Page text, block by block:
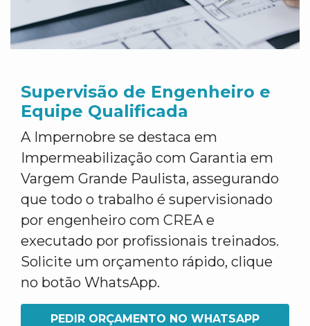
Supervisão de Engenheiro e
Equipe Qualificada
A Impernobre se destaca em
Impermeabilização com Garantia em
Vargem Grande Paulista, assegurando
que todo o trabalho é supervisionado
por engenheiro com CREA e
executado por profissionais treinados.
Solicite um orçamento rápido, clique
no botão WhatsApp.
PEDIR ORÇAMENTO NO WHATSAPP